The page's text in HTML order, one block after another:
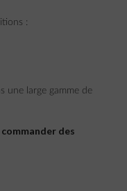
:
une large gamme de
des